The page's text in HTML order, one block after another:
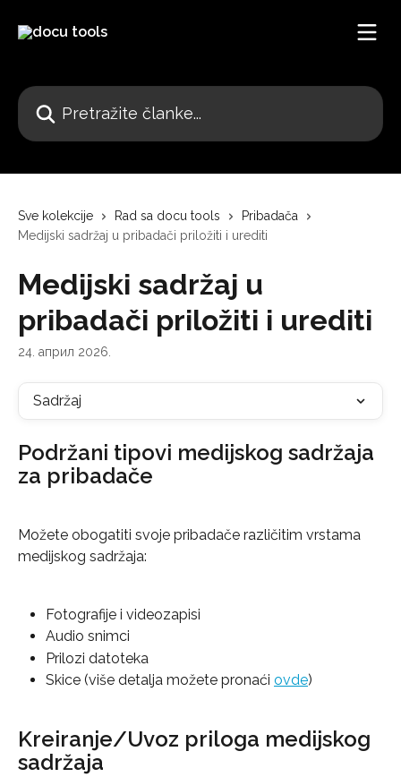
Pretražite članke...
Sve kolekcije Rad sa docu tools
Pribadača
Medijski sadržaj u pribadači priložiti i urediti
Medijski sadržaj u
pribadači priložiti i urediti
24. април 2026.
Sadržaj
Podržani tipovi medijskog sadržaja
za pribadače
Možete obogatiti svoje pribadače različitim vrstama
medijskog sadržaja:
Fotografije i videozapisi
Audio snimci
Prilozi datoteka
Skice (više detalja možete pronaći ovde)
Kreiranje/Uvoz priloga medijskog
sadržaja